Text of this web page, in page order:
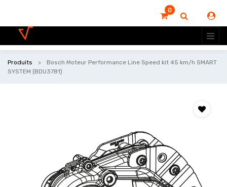
0
Produits
Bosch Moteur Performance Line Speed kit 45 km/h SMART
SYSTEM (BDU3781)